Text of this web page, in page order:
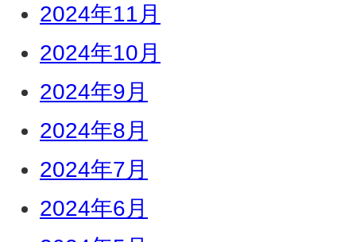
2024年11月
2024年10月
2024年9月
2024年8月
2024年7月
2024年6月